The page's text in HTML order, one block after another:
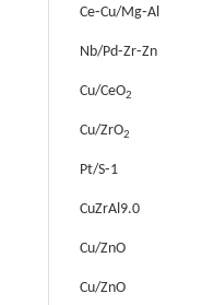
Ce⁃Cu/Mg⁃Al
Nb/Pd⁃Zr⁃Zn
Cu/CeO2
Cu/ZrO2
Pt/S⁃1
CuZrAl9.0
Cu/ZnO
Cu/ZnO